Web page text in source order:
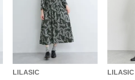
LILASIC
LILASIC